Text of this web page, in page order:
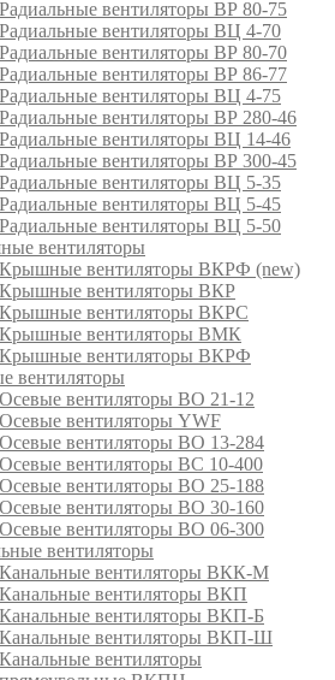
Радиальные вентиляторы ВР 80-75
Радиальные вентиляторы ВЦ 4-70
Радиальные вентиляторы ВР 80-70
Радиальные вентиляторы ВР 86-77
Радиальные вентиляторы ВЦ 4-75
Радиальные вентиляторы ВР 280-46
Радиальные вентиляторы ВЦ 14-46
Радиальные вентиляторы ВР 300-45
Радиальные вентиляторы ВЦ 5-35
Радиальные вентиляторы ВЦ 5-45
Радиальные вентиляторы ВЦ 5-50
вентиляторы
Крышные вентиляторы ВКРФ (new)
Крышные вентиляторы ВКР
Крышные вентиляторы ВКРС
Крышные вентиляторы ВМК
Крышные вентиляторы ВКРФ
вентиляторы
Осевые вентиляторы ВО 21-12
Осевые вентиляторы YWF
Осевые вентиляторы ВО 13-284
Осевые вентиляторы ВС 10-400
Осевые вентиляторы ВО 25-188
Осевые вентиляторы ВО 30-160
Осевые вентиляторы ВО 06-300
вентиляторы
Канальные вентиляторы ВКК-М
Канальные вентиляторы ВКП
Канальные вентиляторы ВКП-Б
Канальные вентиляторы ВКП-Ш
Канальные вентиляторы